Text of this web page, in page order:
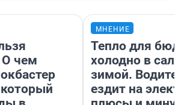
О чем
который
МНЕНИЕ
Тепло для
холодно в
зимой.
ездит на